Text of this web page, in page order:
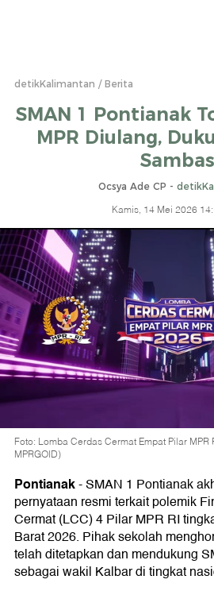
detikKalimantan Berita
SMAN 1 Pontianak
MPR Diulang,
Sambas
Ocsya Ade CP -
Kamis, 14 Mei 2026
Foto: Lomba Cerdas Cermat Empat Pilar MPR
MPRGOID)
Pontianak-SMAN 1 Pontianak
pernyataan resmi terkait polemik
Cermat (LCC) 4 Pilar MPR RI
Barat 2026. Pihak sekolah
telah ditetapkan dan mendukung
sebagai wakil Kalbar di tingkat